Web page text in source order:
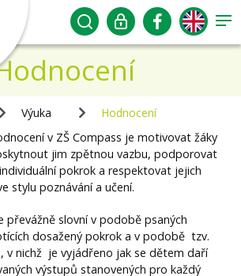
Výuka
Hodnocení
v ZŠ Compass je motivovat žáky
jim zpětnou vazbu, podporovat
pokrok a respektovat jejich
stylu poznávání a učení.
převážně slovní v podobě psaných
dosažený pokrok a v podobě tzv.
v nichž je vyjádřeno jak se dětem daří
výstupů stanovených pro každý